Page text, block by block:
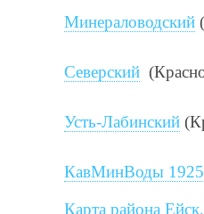
Минераловодский
Северский
Усть-Лабинский
КавМинВоды
Карта района